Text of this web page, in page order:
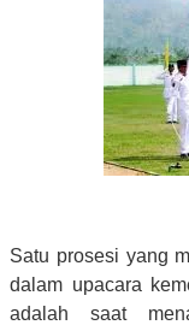
Satu prosesi yang
dalam upacara
adalah saat